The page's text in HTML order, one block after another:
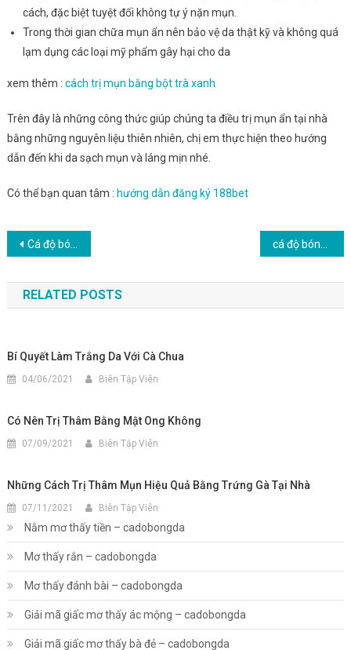
cách, đặc biệt tuyệt đối không tự ý nặn mụn.
Trong thời gian chữa mụn ẩn nên bảo vệ da thật kỹ và không quá
lạm dụng các loại mỹ phẩm gây hại cho da
xem thêm : cách trị mụn bằng bột trà xanh
Trên đây là những công thức giúp chúng ta điều trị mụn ẩn tại nhà
bằng những nguyên liệu thiên nhiên, chị em thực hiện theo hướng
dẫn đến khi da sạch mụn và láng mịn nhé.
Có thể bạn quan tâm : hướng dẫn đăng ký 188bet
Điều
hướng
bài
Cá độ bóng đá – w88 w88 casino kèo bóng đá châu á nhà cái cá độ w88
RELATED POSTS
Bí Quyết Làm Trắng Da Với Cà Chua
04/06/2021 Biên Tập Viên
Có Nên Trị Thâm Bằng Mật Ong Không
07/09/2021 Biên Tập Viên
Những Cách Trị Thâm Mụn Hiệu Quả Bằng Trứng Gà Tại Nhà
07/11/2021 Biên Tập Viên
Nằm mơ thấy tiền – cadobongda
Mơ thấy rắn – cadobongda
Mơ thấy đánh bài – cadobongda
Giải mã giấc mơ thấy ác mộng – cadobongda
Giải mã giấc mơ thấy bà đẻ – cadobongda